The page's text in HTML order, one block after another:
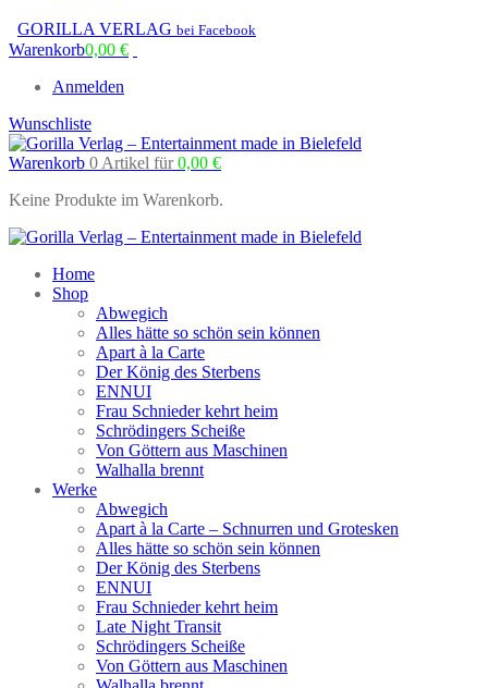
GORILLA VERLAG bei Facebook
Warenkorb0,00 €
Anmelden
Wunschliste
Warenkorb 0 Artikel für 0,00 €
Keine Produkte im Warenkorb.
Home
Shop
Abwegich
Alles hätte so schön sein können
Apart à la Carte
Der König des Sterbens
ENNUI
Frau Schnieder kehrt heim
Schrödingers Scheiße
Von Göttern aus Maschinen
Walhalla brennt
Werke
Abwegich
Apart à la Carte – Schnurren und Grotesken
Alles hätte so schön sein können
Der König des Sterbens
ENNUI
Frau Schnieder kehrt heim
Late Night Transit
Schrödingers Scheiße
Von Göttern aus Maschinen